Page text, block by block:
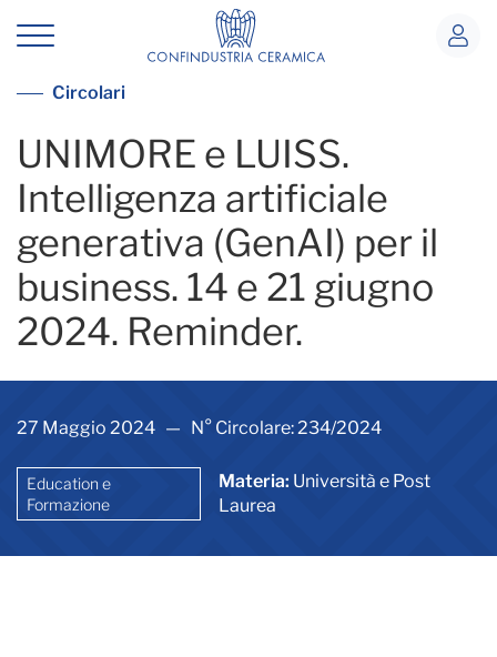
UNIMORE e LUISS. Intelligenza
Vedi tutte le circolari
Circolari
UNIMORE e LUISS.
Intelligenza artificiale
generativa (GenAI) per il
business. 14 e 21 giugno
2024. Reminder.
27 Maggio 2024 — N° Circolare: 234/2024
Education e
Formazione
Materia: Università e Post
Laurea